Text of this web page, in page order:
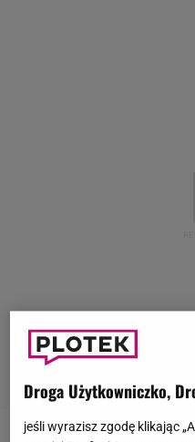
Droga Użytkowniczko,
jeśli wyrazisz zgodę klikając